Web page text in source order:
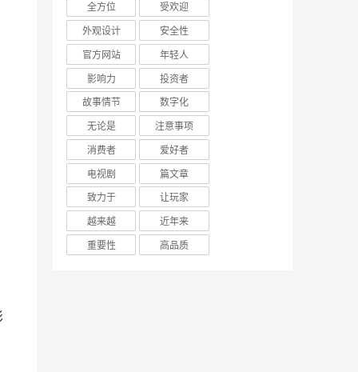
全方位
受欢迎
外观设计
安全性
官方网站
年轻人
影响力
投资者
故事情节
数字化
无论是
注意事项
消费者
爱好者
电视剧
篇文章
致力于
让玩家
越来越
近年来
重要性
高品质